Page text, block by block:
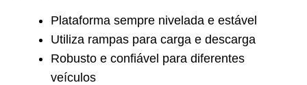
Plataforma sempre nivelada e estável
Utiliza rampas para carga e descarga
Robusto e confiável para diferentes
veículos